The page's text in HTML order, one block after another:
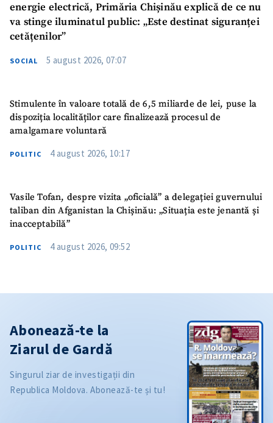
energie electrică, Primăria Chișinău explică de ce nu
va stinge iluminatul public: „Este destinat siguranței
cetățenilor”
SOCIAL 5 august 2026, 07:07
Stimulente în valoare totală de 6,5 miliarde de lei, puse la
dispoziția localităților care finalizează procesul de
amalgamare voluntară
POLITIC 4 august 2026, 10:17
Vasile Tofan, despre vizita „oficială” a delegației guvernului
taliban din Afganistan la Chișinău: „Situația este jenantă și
inacceptabilă”
POLITIC 4 august 2026, 09:52
Abonează-te la
Ziarul de Gardă
Singurul ziar de investigații din
Republica Moldova. Abonează-te și tu!